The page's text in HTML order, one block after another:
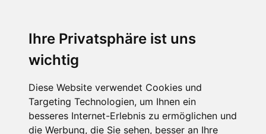
Ihre Privatsphäre ist uns
wichtig
Diese Website verwendet Cookies und
Targeting Technologien, um Ihnen ein
besseres Internet-Erlebnis zu ermöglichen und
die Werbung, die Sie sehen, besser an Ihre